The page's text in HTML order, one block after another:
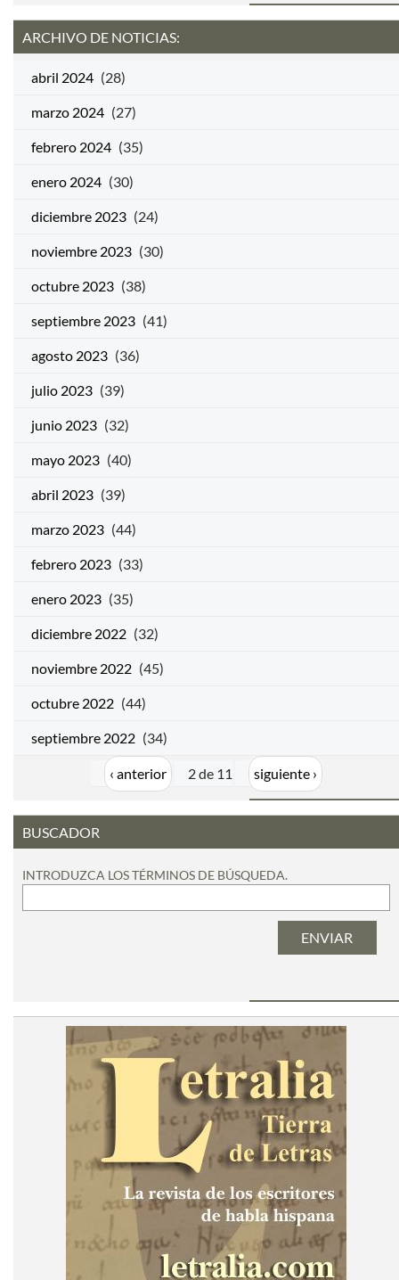
ARCHIVO DE NOTICIAS:
abril 2024 (28)
marzo 2024 (27)
febrero 2024 (35)
enero 2024 (30)
diciembre 2023 (24)
noviembre 2023 (30)
octubre 2023 (38)
septiembre 2023 (41)
agosto 2023 (36)
julio 2023 (39)
junio 2023 (32)
mayo 2023 (40)
abril 2023 (39)
marzo 2023 (44)
febrero 2023 (33)
enero 2023 (35)
diciembre 2022 (32)
noviembre 2022 (45)
octubre 2022 (44)
septiembre 2022 (34)
‹ anterior 2 de 11 siguiente ›
BUSCADOR
INTRODUZCA LOS TÉRMINOS DE BÚSQUEDA.